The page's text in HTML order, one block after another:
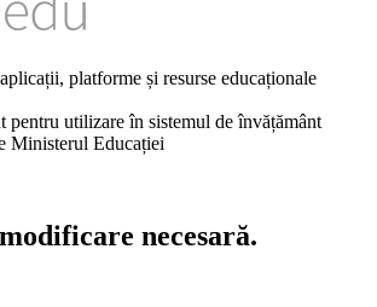
platforme și resurse educaționale
pentru utilizare în sistemul de învățământ
Ministerul Educației
necesară.